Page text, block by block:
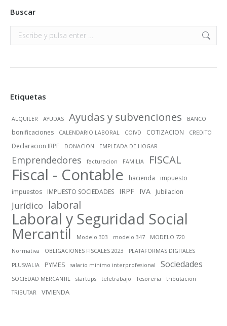
Buscar
Buscar:
Etiquetas
ALQUILER AYUDAS Ayudas y subvenciones BANCO
bonificaciones CALENDARIO LABORAL COIVD COTIZACION CREDITO
Declaracion IRPF DONACION EMPLEADA DE HOGAR
Emprendedores facturacion FAMILIA FISCAL
Fiscal - Contable hacienda
impuesto
impuestos
IMPUESTO SOCIEDADES IRPF IVA Jubilacion
Jurídico laboral
Laboral y Seguridad Social
Mercantil Modelo 303 modelo 347
MODELO 720
Normativa
OBLIGACIONES FISCALES 2023
PLATAFORMAS DIGITALES
PLUSVALIA
PYMES salario mínimo interprofesional Sociedades
SOCIEDAD MERCANTIL startups teletrabajo Tesoreria
tributacion
TRIBUTAR
VIVIENDA